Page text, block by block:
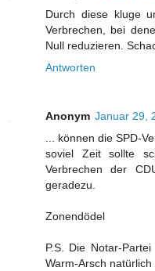
Durch diese kluge
Verbrechen, bei
Null reduzieren.
Antworten
Anonym Januar 29,
... können die SPD-
soviel Zeit sollte
Verbrechen der
geradezu.
Zonendödel
P.S. Die Notar-
Warm-Arsch natürlich